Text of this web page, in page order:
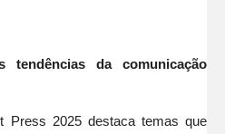
tendências da comunicação
Press 2025 destaca temas que